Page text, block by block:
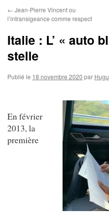
← Jean-Pierre Vincent ou
l’intransigeance comme respect
Italie : L’ « auto
stelle
Publié le 18 novembre 2020 par
En février
2013, la
première